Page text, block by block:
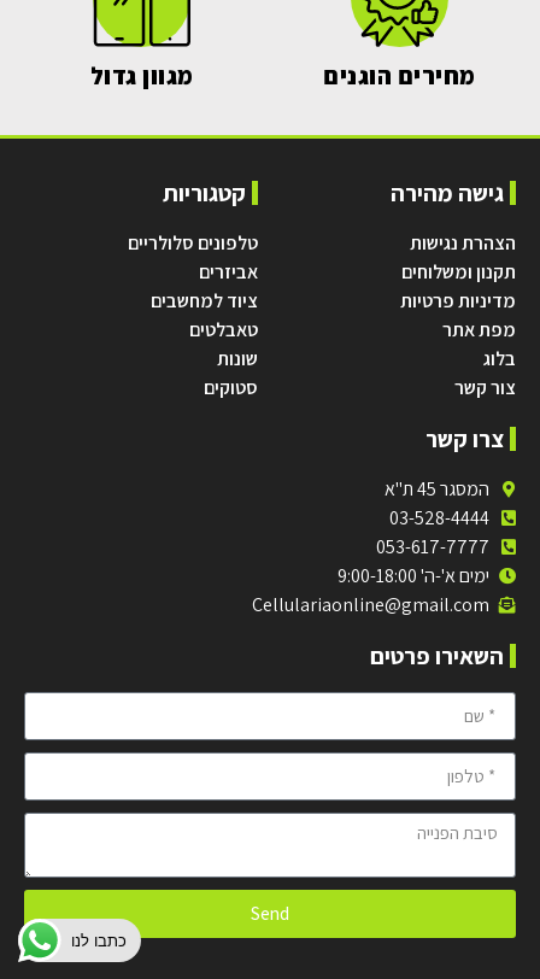
מחירים הוגנים מגוון גדול
גישה מהירה
הצהרת נגישות
תקנון ומשלוחים
מדיניות פרטיות
מפת אתר
בלוג
צור קשר
קטגוריות
טלפונים סלולריים
אביזרים
ציוד למחשבים
טאבלטים
שונות
סטוקים
צרו קשר
המסגר 45 ת"א
03-528-4444
053-617-7777
ימים א'-ה' 9:00-18:00
Cellulariaonline@gmail.com
השאירו פרטים
Send
כתבו לנו